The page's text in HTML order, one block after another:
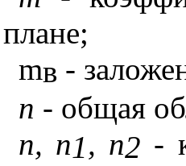
плане;
mв -
n - общая
n, n1, n2 -